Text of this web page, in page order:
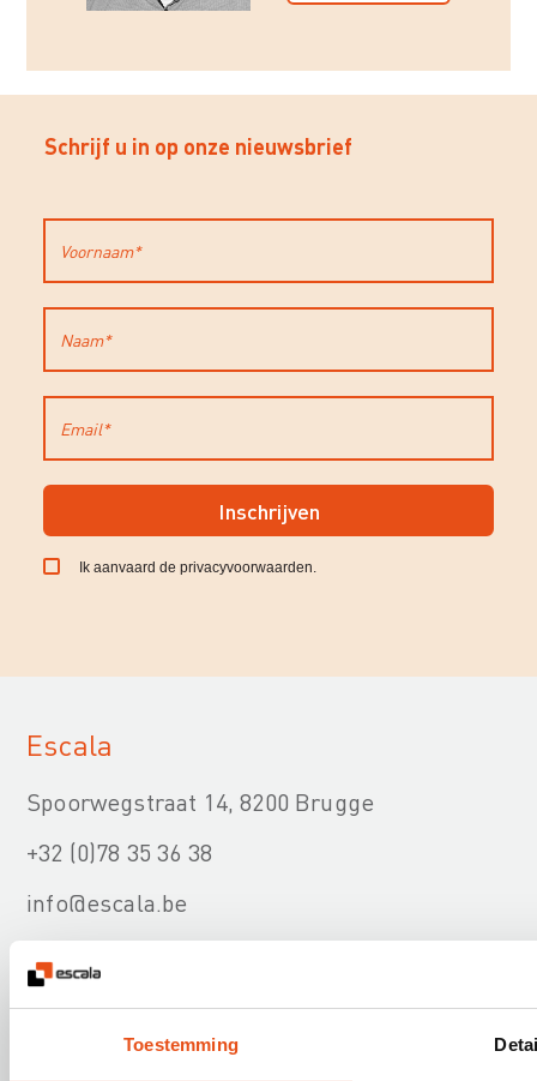
Toestemming
Schrijf u in op onze nieuwsbrief
Inschrijven
Ik aanvaard de privacyvoorwaarden
Escala
Spoorwegstraat 14, 8200 Brugge
+32 (0)78 35 36 38
info@escala.be